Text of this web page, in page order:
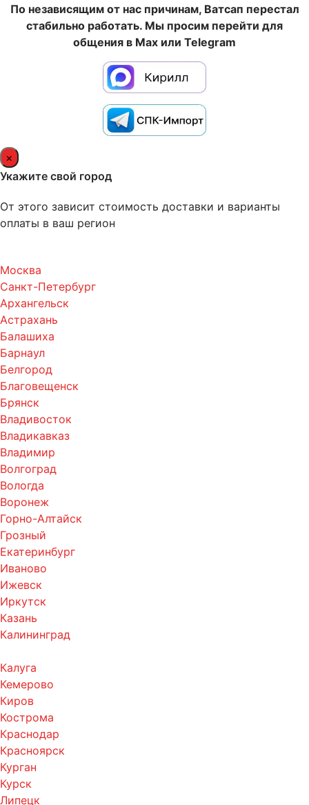
По независящим от нас причинам, Ватсап перестал
стабильно работать. Мы просим перейти для
общения в Max или Telegram
×
Укажите свой город
От этого зависит стоимость доставки и варианты
оплаты в ваш регион
Москва
Санкт-Петербург
Архангельск
Астрахань
Балашиха
Барнаул
Белгород
Благовещенск
Брянск
Владивосток
Владикавказ
Владимир
Волгоград
Вологда
Воронеж
Горно-Алтайск
Грозный
Екатеринбург
Иваново
Ижевск
Иркутск
Казань
Калининград
Калуга
Кемерово
Киров
Кострома
Краснодар
Красноярск
Курган
Курск
Липецк